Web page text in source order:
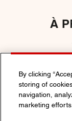
À
POLITIQUE
By clicking
storing of
navigation,
marketing efforts.